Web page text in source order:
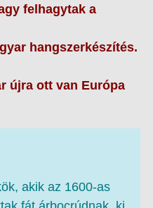
felhagytak a
hangszerkészítés.
újra ott van Európa
akik az 1600-as